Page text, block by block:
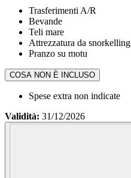
Trasferimenti A/R
Bevande
Teli mare
Attrezzatura da snorkelling
Pranzo su motu
COSA NON È INCLUSO
Spese extra non indicate
Validità: 31/12/2026